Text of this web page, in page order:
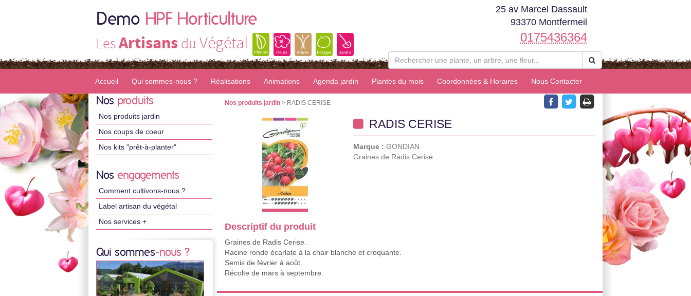
Demo HPF Horticulture
LesArtisans du Végétal
25 av Marcel Dassault
93370 Montfermeil
0175436364
Accueil Qui sommes-nous ? Réalisations Animations Agenda jardin Plantes du mois Coordonnées & Horaires Nous Contacter
Nos produits
Nos produits jardin
Nos coups de coeur
Nos kits "prêt-à-planter"
Nos engagements
Comment cultivons-nous ?
Label artisan du végétal
Nos services +
Qui sommes-nous ?
Nos produits jardin > RADIS CERISE
RADIS CERISE
Marque : GONDIAN
Graines de Radis Cerise
Descriptif du produit
Graines de Radis Cerise.
Racine ronde écarlate à la chair blanche et croquante.
Semis de février à août.
Récolte de mars à septembre.